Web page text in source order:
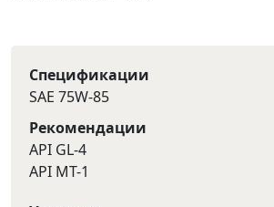
Спецификации
SAE 75W-85
Рекомендации
API GL-4
API MT-1